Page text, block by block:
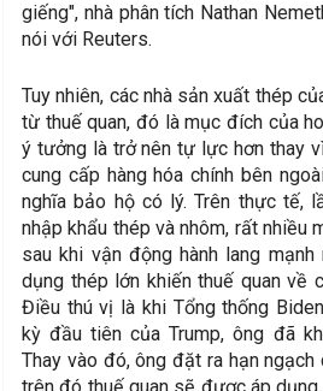
giếng", nhà phân tích Nathan
nói với Reuters.
Tuy nhiên, các nhà sản xuất thép
từ thuế quan, đó là mục đích của
ý tưởng là trở nên tự lực hơn thay
cung cấp hàng hóa chính bên
nghĩa bảo hộ có lý. Trên thực tế,
nhập khẩu thép và nhôm, rất nhiều
sau khi vận động hành lang
dụng thép lớn khiến thuế quan về
Điều thú vị là khi Tổng thống
kỳ đầu tiên của Trump, ông đã
Thay vào đó, ông đặt ra hạn ngạch